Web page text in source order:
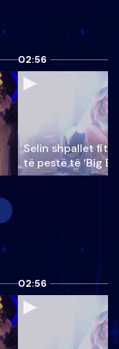
02:56
Selin shpallet
të pestë të ‘Big
02:56